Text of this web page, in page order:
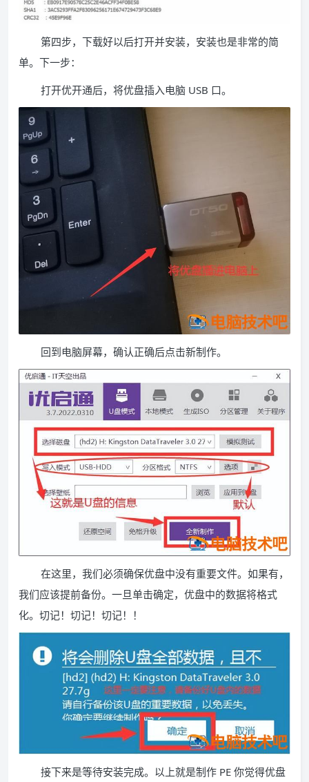
第四步，下载好以后打开并安装，安装也是非常的简
单。下一步：
打开优开通后，将优盘插入电脑 USB 口。
回到电脑屏幕，确认正确后点击新制作。
在这里，我们必须确保优盘中没有重要文件。如果有，
我们应该提前备份。一旦单击确定，优盘中的数据将格式
化。切记！切记！切记！！
接下来是等待安装完成。以上就是制作 PE 你觉得优盘